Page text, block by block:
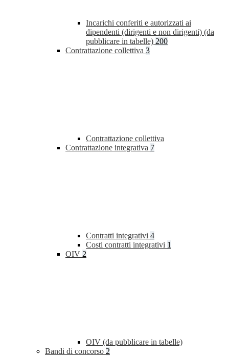
Incarichi conferiti e autorizzati ai
dipendenti (dirigenti e non dirigenti) (da
pubblicare in tabelle) 200
Contrattazione collettiva 3
Contrattazione collettiva
Contrattazione integrativa 7
Contratti integrativi 4
Costi contratti integrativi 1
OIV 2
OIV (da pubblicare in tabelle)
Bandi di concorso 2